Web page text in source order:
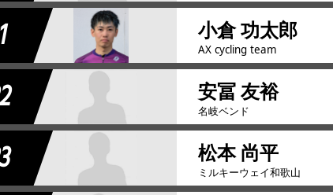
小倉 功太郎
AX cycling team
安冨 友裕
名岐ベンド
松本 尚平
ミルキーウェイ和歌山